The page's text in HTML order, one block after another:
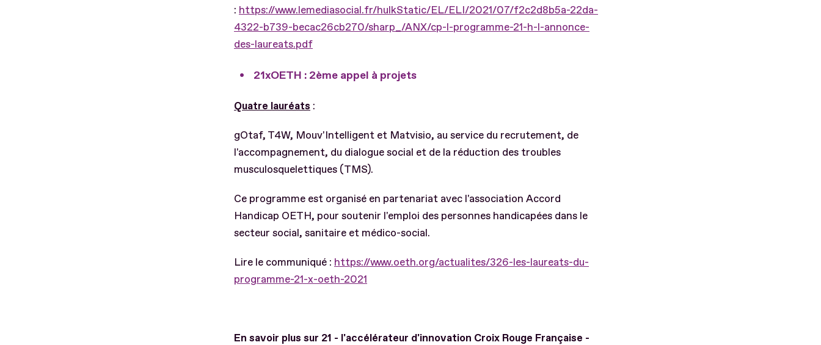
: https://www.lemediasocial.fr/hulkStatic/EL/ELI/2021/07/f2c2d8b5a-22da-
4322-b739-becac26cb270/sharp_/ANX/cp-l-programme-21-h-l-annonce-
des-laureats.pdf
21xOETH : 2ème appel à projets
Quatre lauréats :
gOtaf, T4W, Mouv'Intelligent et Matvisio, au service du recrutement, de
l'accompagnement, du dialogue social et de la réduction des troubles
musculosquelettiques (TMS).
Ce programme est organisé en partenariat avec l'association Accord
Handicap OETH, pour soutenir l'emploi des personnes handicapées dans le
secteur social, sanitaire et médico-social.
Lire le communiqué : https://www.oeth.org/actualites/326-les-laureats-du-
programme-21-x-oeth-2021
En savoir plus sur 21 - l'accélérateur d'innovation Croix Rouge Française -